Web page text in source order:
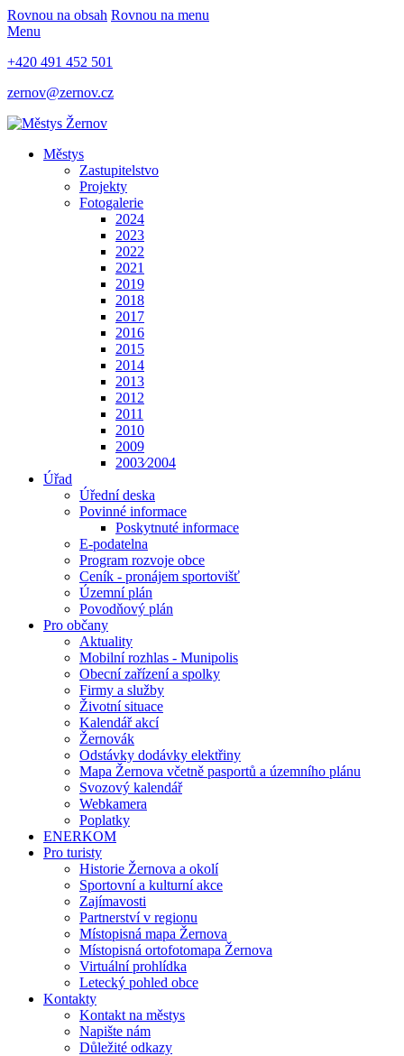
Rovnou na obsah Rovnou na menu
Menu
+420 491 452 501
zernov@zernov.cz
Městys
Zastupitelstvo
Projekty
Fotogalerie
2024
2023
2022
2021
2019
2018
2017
2016
2015
2014
2013
2012
2011
2010
2009
2003⁄2004
Úřad
Úřední deska
Povinné informace
Poskytnuté informace
E-podatelna
Program rozvoje obce
Ceník - pronájem sportovišť
Územní plán
Povodňový plán
Pro občany
Aktuality
Mobilní rozhlas - Munipolis
Obecní zařízení a spolky
Firmy a služby
Životní situace
Kalendář akcí
Žernovák
Odstávky dodávky elektřiny
Mapa Žernova včetně pasportů a územního plánu
Svozový kalendář
Webkamera
Poplatky
ENERKOM
Pro turisty
Historie Žernova a okolí
Sportovní a kulturní akce
Zajímavosti
Partnerství v regionu
Místopisná mapa Žernova
Místopisná ortofotomapa Žernova
Virtuální prohlídka
Letecký pohled obce
Kontakty
Kontakt na městys
Napište nám
Důležité odkazy